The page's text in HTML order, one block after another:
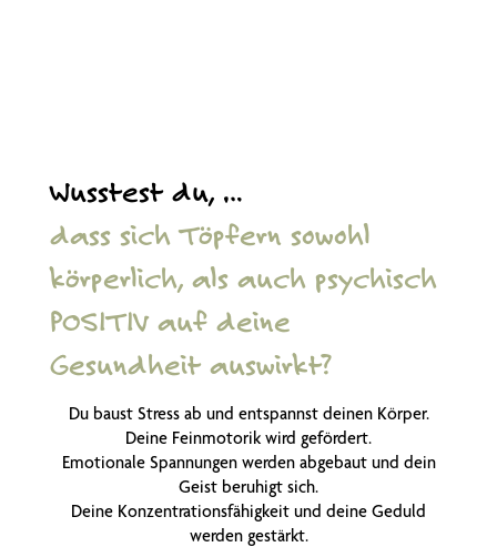
Wusstest du, …
dass sich Töpfern sowohl
körperlich, als auch psychisch
POSITIV auf deine
Gesundheit auswirkt?
Du baust Stress ab und entspannst deinen Körper.
Deine Feinmotorik wird gefördert.
Emotionale Spannungen werden abgebaut und dein
Geist beruhigt sich.
Deine Konzentrationsfähigkeit und deine Geduld
werden gestärkt.